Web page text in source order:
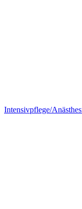
Intensivpflege/